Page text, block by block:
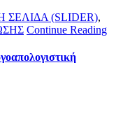
ΣΕΛΙΔΑ (SLIDER),
Continue Reading